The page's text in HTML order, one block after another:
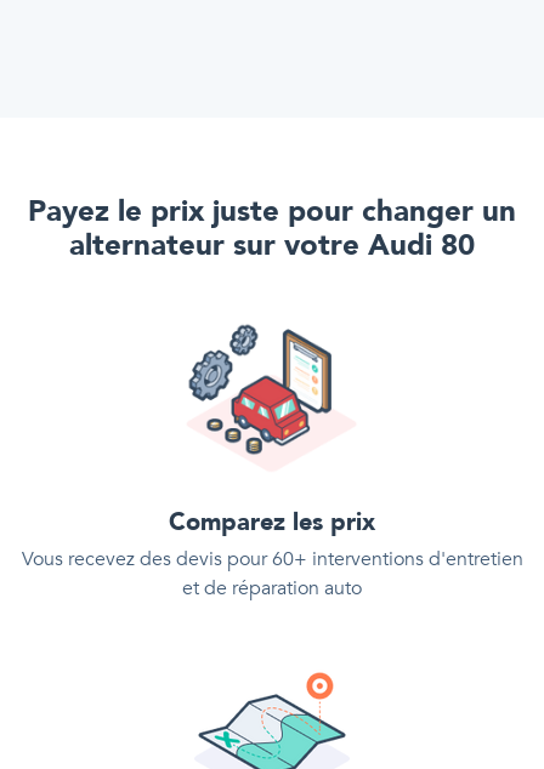
Payez le prix juste pour changer un
alternateur sur votre Audi 80
Comparez les prix
Vous recevez des devis pour 60+ interventions d'entretien
et de réparation auto